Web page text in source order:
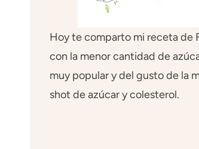
Hoy te comparto mi receta de
con la menor cantidad de
muy popular y del gusto de la
shot de azúcar y colesterol.